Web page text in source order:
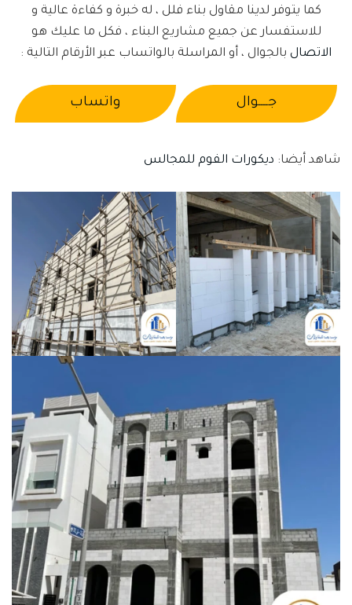
كما يتوفر لدينا مقاول بناء فلل ، له خبرة و كفاءة عالية و
للاستفسار عن جميع مشاريع البناء ، فكل ما عليك هو
الاتصال بالجوال ، أو المراسلة بالواتساب عبر الأرقام التالية :
جــــوال واتساب
شاهد أيضا: ديكورات الفوم للمجالس